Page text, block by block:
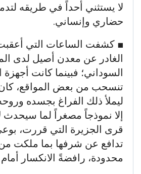
لا يستثني أحداً في طريقه
حضاري وإنساني.
​■ كشفت الساعات التي
الغادر عن معدن أصيل لدى
السوداني؛ فبينما كانت أجهزة
تنسحب من بعض المواقع،
ليملأ ذلك الفراغ بجسده
إلا نموذجاً مصغراً لما سيحدث
قرى الجزيرة التي قررت،
تدافع عن شرفها بما ملكت
محدودة، رافضةً الانكسار